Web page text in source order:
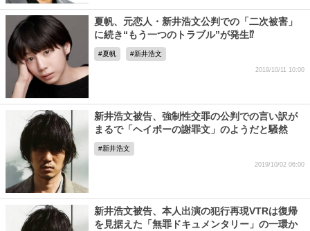
夏帆、元恋人・新井浩文公判での「二次被害」
に続き“もう一つのトラブル”が発生⁉
夏帆 新井浩文
2019/10/11 10:00
新井浩文被告、強制性交罪の公判での言い訳が
まるで「ヘイポーの謝罪文」のようだと騒然
新井浩文
2019/10/02 06:00
新井浩文被告、本人出演の犯行再現VTRは復帰
を見据えた「無罪ドキュメンタリー」の一環か